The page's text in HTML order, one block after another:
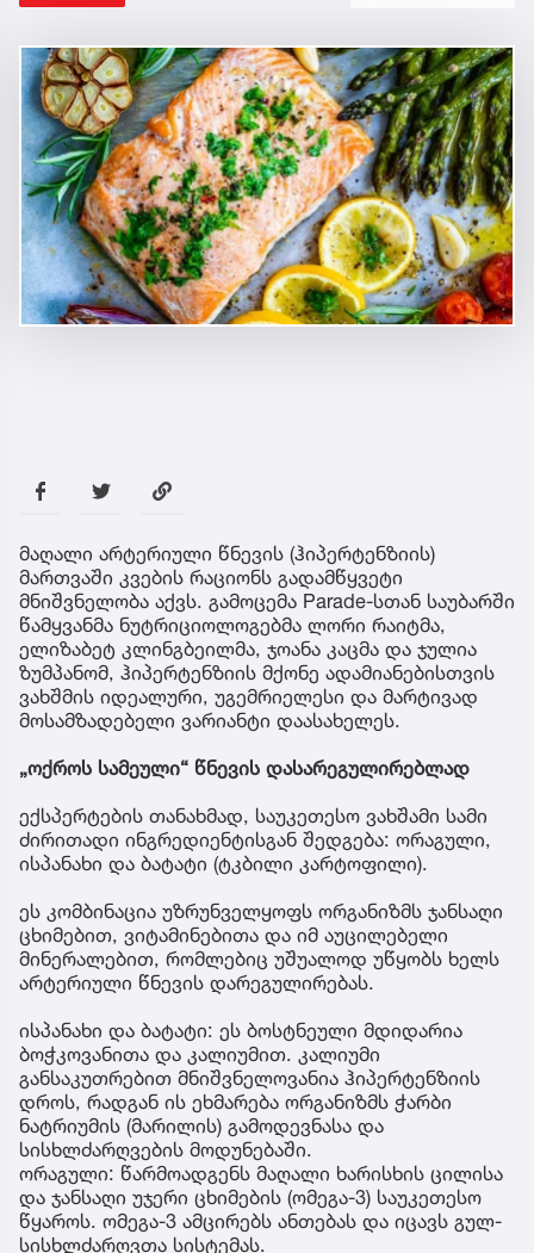
მაღალი არტერიული წნევის (ჰიპერტენზიის)
მართვაში კვების რაციონს გადამწყვეტი
მნიშვნელობა აქვს. გამოცემა Parade-სთან საუბარში
წამყვანმა ნუტრიციოლოგებმა ლორი რაიტმა,
ელიზაბეტ კლინგბეილმა, ჯოანა კაცმა და ჯულია
ზუმპანომ, ჰიპერტენზიის მქონე ადამიანებისთვის
ვახშმის იდეალური, უგემრიელესი და მარტივად
მოსამზადებელი ვარიანტი დაასახელეს.
„ოქროს სამეული“ წნევის დასარეგულირებლად
ექსპერტების თანახმად, საუკეთესო ვახშამი სამი
ძირითადი ინგრედიენტისგან შედგება: ორაგული,
ისპანახი და ბატატი (ტკბილი კარტოფილი).
ეს კომბინაცია უზრუნველყოფს ორგანიზმს ჯანსაღი
ცხიმებით, ვიტამინებითა და იმ აუცილებელი
მინერალებით, რომლებიც უშუალოდ უწყობს ხელს
არტერიული წნევის დარეგულირებას.
ისპანახი და ბატატი: ეს ბოსტნეული მდიდარია
ბოჭკოვანითა და კალიუმით. კალიუმი
განსაკუთრებით მნიშვნელოვანია ჰიპერტენზიის
დროს, რადგან ის ეხმარება ორგანიზმს ჭარბი
ნატრიუმის (მარილის) გამოდევნასა და
სისხლძარღვების მოდუნებაში.
ორაგული: წარმოადგენს მაღალი ხარისხის ცილისა
და ჯანსაღი უჯერი ცხიმების (ომეგა-3) საუკეთესო
წყაროს. ომეგა-3 ამცირებს ანთებას და იცავს გულ-
სისხლძარღვთა სისტემას.